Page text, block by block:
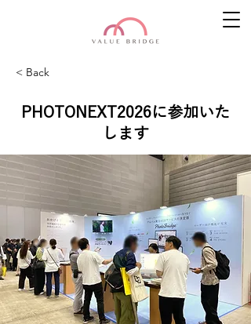
< Back
PHOTONEXT2026に参加いた
します